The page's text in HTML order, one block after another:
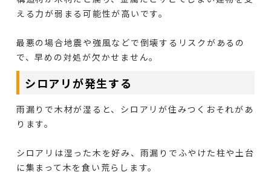
える力が弱まる可能性が高いです。
最悪の場合地震や強風などで倒壊するリスクがあるの
で、早めの対処が欠かせません。
シロアリが発生する
雨漏りで木材が湿ると、シロアリが住みつくおそれがあ
ります。
シロアリは湿った木を好み、雨漏りでふやけた柱や土台
に集まって木を食い荒らします。